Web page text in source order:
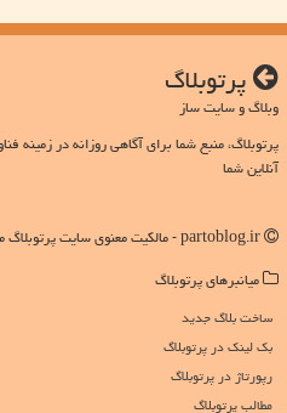
پرتوبلاگ
وبلاگ و سایت ساز
پرتوبلاگ، منبع شما برای آگاهی روزانه در زمینه
آنلاین شما
میانبرهای پرتوبلاگ
ساخت بلاگ جدید
بک لینک در پرتوبلاگ
رپورتاژ در پرتوبلاگ
مطالب پرتوبلاگ